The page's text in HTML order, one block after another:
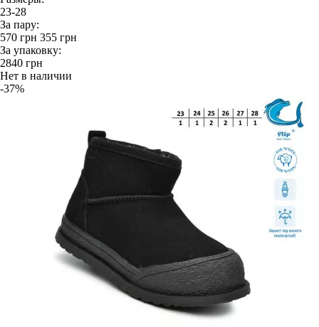
23-28
За пару:
570 грн 355 грн
За упаковку:
2840 грн
Нет в наличии
-37%